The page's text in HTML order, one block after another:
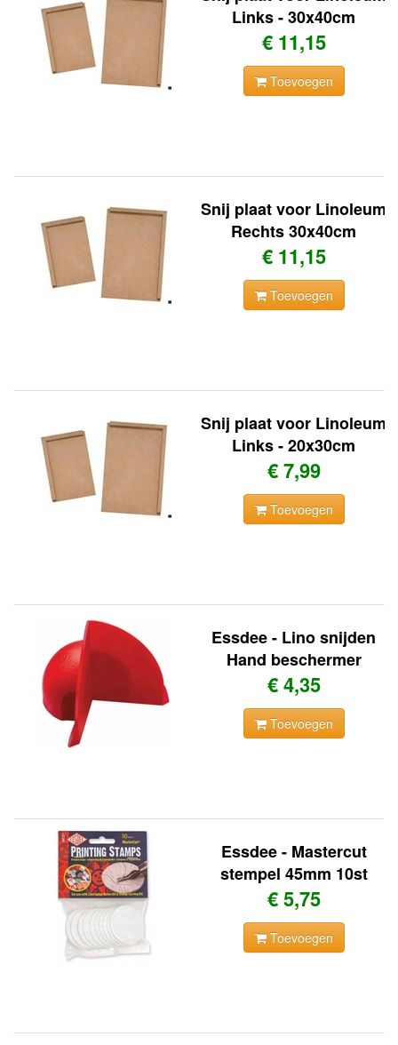
Links - 30x40cm
€ 11,15
Toevoegen
Snij plaat voor Linoleum
Rechts 30x40cm
€ 11,15
Toevoegen
Snij plaat voor Linoleum
Links - 20x30cm
€ 7,99
Toevoegen
Essdee - Lino snijden
Hand beschermer
€ 4,35
Toevoegen
Essdee - Mastercut
stempel 45mm 10st
€ 5,75
Toevoegen